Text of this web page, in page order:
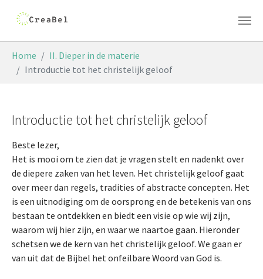
Home
II. Dieper in de materie
Introductie tot het christelijk geloof
Introductie tot het christelijk geloof
Beste lezer,
Het is mooi om te zien dat je vragen stelt en nadenkt over
de diepere zaken van het leven. Het christelijk geloof gaat
over meer dan regels, tradities of abstracte concepten. Het
is een uitnodiging om de oorsprong en de betekenis van ons
bestaan te ontdekken en biedt een visie op wie wij zijn,
waarom wij hier zijn, en waar we naartoe gaan. Hieronder
schetsen we de kern van het christelijk geloof. We gaan er
van uit dat de Bijbel het onfeilbare Woord van God is.